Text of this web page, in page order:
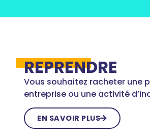
REPRENDRE
Vous souhaitez racheter une
entreprise ou une activité
EN SAVOIR PLUS